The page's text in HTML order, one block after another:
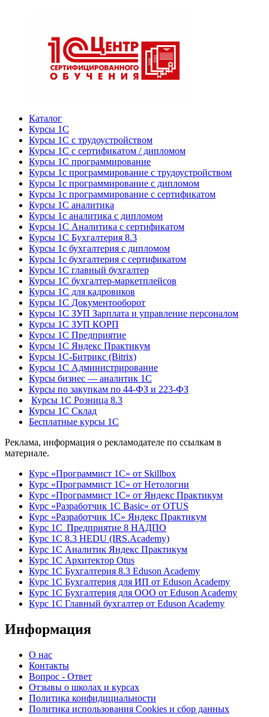
Каталог
Курсы 1С
Курсы 1С с трудоустройством
Курсы 1С с сертификатом / дипломом
Курсы 1С программирование
Курсы 1с программирование с трудоустройством
Курсы 1с программирование с дипломом
Курсы 1с программирование с сертификатом
Курсы 1С аналитика
Курсы 1с аналитика с дипломом
Курсы 1С Аналитика с сертификатом
Курсы 1С Бухгалтерия 8.3
Курсы 1с бухгалтерия с дипломом
Курсы 1с бухгалтерия с сертификатом
Курсы 1С главный бухгалтер
Курсы 1С бухгалтер-маркетплейсов
Курсы 1С для кадровиков
Курсы 1С Документооборот
Курсы 1С ЗУП Зарплата и управление персоналом
Курсы 1С ЗУП КОРП
Курсы 1С Предприятие
Курсы 1С Яндекс Практикум
Курсы 1С-Битрикс (Bitrix)
Курсы 1С Администрирование
Курсы бизнес — аналитик 1С
Курсы по закупкам по 44‑ФЗ и 223‑ФЗ
Курсы 1С Розница 8.3
Курсы 1С Склад
Бесплатные курсы 1С
Реклама, информация о рекламодателе по ссылкам в
материале.
Курс «Программист 1С» от Skillbox
Курс «Программист 1С» от Нетологии
Курс «Программист 1С» от Яндекс Практикум
Курс «Разработчик 1С Basic» от OTUS
Курс «Разработчик 1С» Яндекс Практикум
Курс 1С Предприятие 8 НАДПО
Курс 1С 8.3 HEDU (IRS.Academy)
Курс 1С Аналитик Яндекс Практикум
Курс 1С Архитектор Otus
Курс 1С Бухгалтерия 8.3 Eduson Academy
Курс 1С Бухгалтерия для ИП от Eduson Academy
Курс 1С Бухгалтерия для ООО от Eduson Academy
Курс 1С Главный бухгалтер от Eduson Academy
Информация
О нас
Контакты
Вопрос - Ответ
Отзывы о школах и курсах
Политика конфидициальности
Политика использования Cookies и сбор данных